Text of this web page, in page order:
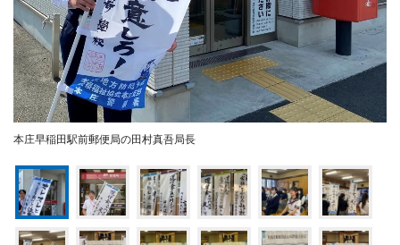
本庄早稲田駅前郵便局の田村真吾局長